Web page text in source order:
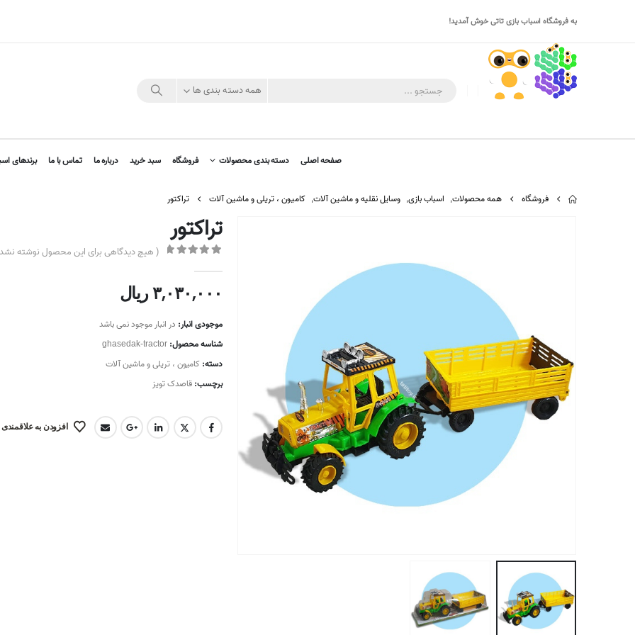
به فروشگاه اسباب بازی تاتی خوش آمدید!
همه دسته بندی ها
صفحه اصلی دسته بندی محصولات فروشگاه سبد خرید درباره ما تماس با ما برندهای
فروشگاه همه محصولات, اسباب بازی, وسایل نقلیه و ماشین آلات, کامیون ، تریلی و ماشین آلات تراکتور
تراکتور
( هیچ دیدگاهی برای این محصول نوشته
۳,۰۳۰,۰۰۰ریال
موجودی انبار: در انبار موجود نمی باشد
شناسه محصول: ghasedak-tractor
دسته: کامیون ، تریلی و ماشین آلات
برچسب: قاصدک تویز
افزودن به علاقمندی